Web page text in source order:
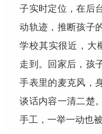
子实时定位，在后
动轨迹，推断孩子
学校其实很近，大
走到。回家后，孩
手表里的麦克风，
谈话内容一清二楚
手工，一举一动也